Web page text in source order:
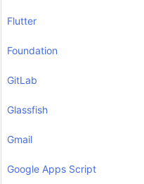
Flutter
Foundation
GitLab
Glassfish
Gmail
Google Apps Script